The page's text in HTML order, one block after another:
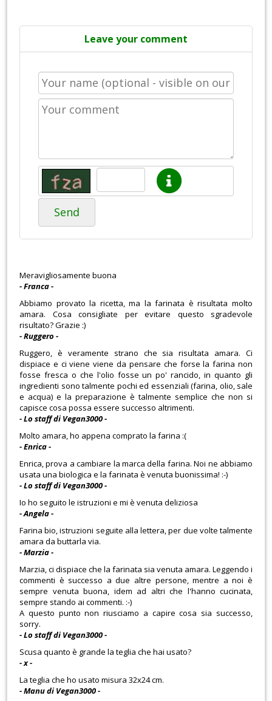
Leave your comment
Send
Meravigliosamente buona
- Franca -
Abbiamo provato la ricetta, ma la farinata è risultata molto
amara. Cosa consigliate per evitare questo sgradevole
risultato? Grazie :)
- Ruggero -
Ruggero, è veramente strano che sia risultata amara. Ci
dispiace e ci viene viene da pensare che forse la farina non
fosse fresca o che l'olio fosse un po' rancido, in quanto gli
ingredienti sono talmente pochi ed essenziali (farina, olio, sale
e acqua) e la preparazione è talmente semplice che non si
capisce cosa possa essere successo altrimenti.
- Lo staff di Vegan3000 -
Molto amara, ho appena comprato la farina :(
- Enrica -
Enrica, prova a cambiare la marca della farina. Noi ne abbiamo
usata una biologica e la farinata è venuta buonissima! :-)
- Lo staff di Vegan3000 -
Io ho seguito le istruzioni e mi è venuta deliziosa
- Angela -
Farina bio, istruzioni seguite alla lettera, per due volte talmente
amara da buttarla via.
- Marzia -
Marzia, ci dispiace che la farinata sia venuta amara. Leggendo i
commenti è successo a due altre persone, mentre a noi è
sempre venuta buona, idem ad altri che l'hanno cucinata,
sempre stando ai commenti. :-)
A questo punto non riusciamo a capire cosa sia successo,
sorry.
- Lo staff di Vegan3000 -
Scusa quanto è grande la teglia che hai usato?
- x -
La teglia che ho usato misura 32x24 cm.
- Manu di Vegan3000 -